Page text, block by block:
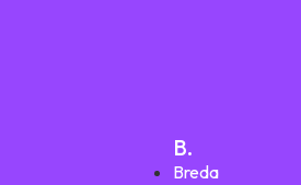
B.
Breda